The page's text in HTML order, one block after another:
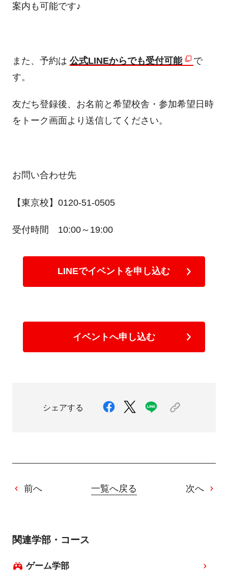
案内も可能です♪
また、予約は 公式LINEからでも受付可能
で
す。
友だち登録後、お名前と希望校舎・参加希望日時
をトーク画面より送信してください。
お問い合わせ先
【東京校】0120-51-0505
受付時間 10:00～19:00
LINEでイベントを申し込む
イベントへ申し込む
シェアする
前へ 一覧へ戻る 次へ
関連学部・コース
ゲーム学部